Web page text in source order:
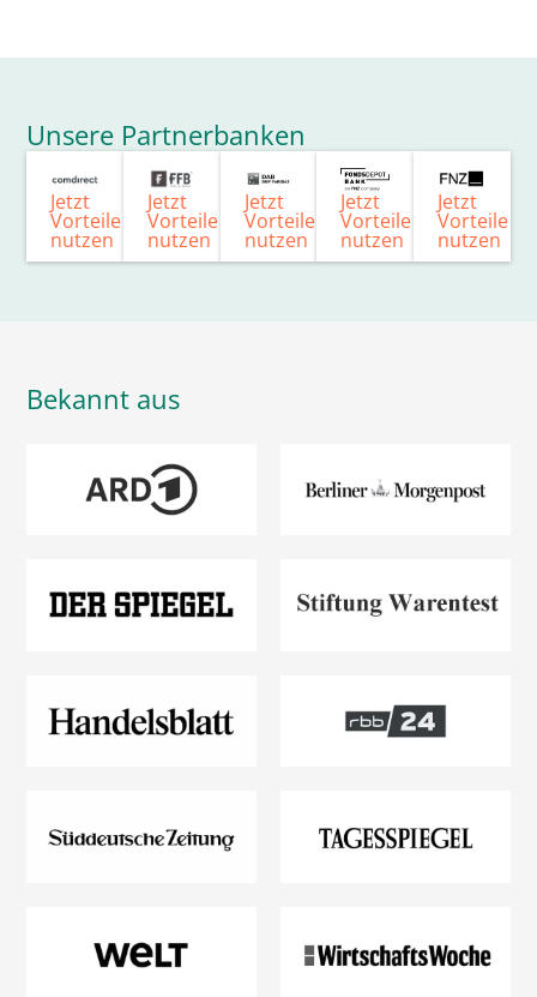
Unsere Partnerbanken
Jetzt
Vorteile
nutzen
Jetzt
Vorteile
nutzen
Jetzt
Vorteile
nutzen
Jetzt
Vorteile
nutzen
Jetzt
Vorteile
nutzen
Bekannt aus